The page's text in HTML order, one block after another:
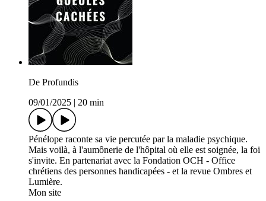
De Profundis
09/01/2025
20 min
Pénélope raconte sa vie percutée par la maladie psychique.
Mais voilà, à l'aumônerie de l'hôpital où elle est soignée, la foi
s'invite. En partenariat avec la Fondation OCH - Office
chrétiens des personnes handicapées - et la revue Ombres et
Lumière.
Mon site